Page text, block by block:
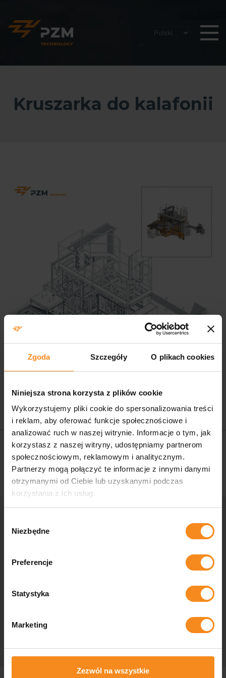
Zgoda Szczegóły O plikach cookies
Niniejsza strona korzysta z plików cookie
Wykorzystujemy pliki cookie do spersonalizowania treści
i reklam, aby oferować funkcje społecznościowe i
analizować ruch w naszej witrynie. Informacje o tym, jak
korzystasz z naszej witryny, udostępniamy partnerom
społecznościowym, reklamowym i analitycznym.
Partnerzy mogą połączyć te informacje z innymi danymi
otrzymanymi od Ciebie lub uzyskanymi podczas
korzystania z ich usług.
zgody
Niezbędne
Preferencje
Statystyka
Marketing
Zezwól na wszystkie
Kruszarka do kalafonii
Nawigacja po artykułach
Linia do paletyzacji płytek Sortownia
Skontaktuj się z nami
Zastanawiasz się, czy Twoja firma może być bardziej
szytych na miarę lub masz do nas pytania? Skontaktuj się z
nami, a nasi specjaliści pomogą Ci w każdym aspekcie.